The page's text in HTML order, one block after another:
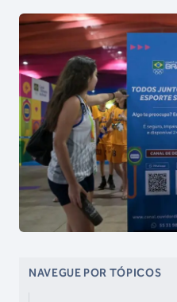
NAVEGUE POR TÓPICOS